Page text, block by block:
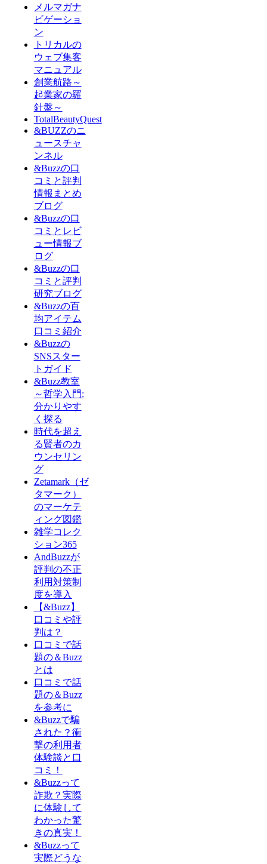
メルマガナ
ビゲーショ
ン
トリカルの
ウェブ集客
マニュアル
創業航路～
起業家の羅
針盤～
TotalBeautyQuest
&BUZZのニ
ュースチャ
ンネル
&Buzzの口
コミと評判
情報まとめ
ブログ
&Buzzの口
コミとレビ
ュー情報ブ
ログ
&Buzzの口
コミと評判
研究ブログ
&Buzzの百
均アイテム
口コミ紹介
&Buzzの
SNSスター
トガイド
&Buzz教室
～哲学入門:
分かりやす
く探る
時代を超え
る賢者のカ
ウンセリン
グ
Zetamark（ゼ
タマーク）
のマーケテ
ィング図鑑
雑学コレク
ション365
AndBuzzが
評判の不正
利用対策制
度を導入
【&Buzz】
口コミや評
判は？
口コミで話
題の＆Buzz
とは
口コミで話
題の＆Buzz
を参考に
&Buzzで騙
された？衝
撃の利用者
体験談と口
コミ！
&Buzzって
詐欺？実際
に体験して
わかった驚
きの真実！
&Buzzって
実際どうな